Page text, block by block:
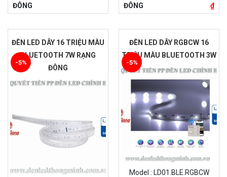
ĐÔNG
ĐÔNG
₫
ĐÈN LED DÂY 16 TRIỆU MÀU
BLUETOOTH 7W RẠNG
ĐÔNG
-5%
ĐÈN LED DÂY RGBCW 16
TRIỆU MÀU BLUETOOTH 3W
Model : LD01.BLE.RGBCW
-5%